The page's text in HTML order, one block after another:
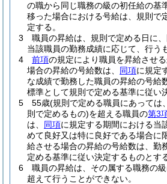
の職から同じ職務の級の初任給の基
移った場合における号給は、規則で
定する。
3
職員の昇給は、規則で定める日に
当該職員の勤務成績に応じて、行う
4
前項の規定により職員を昇給させ
場合の昇給の号給数は、 同項に規定
な成績で勤務した職員の昇給の号給
標準として規則で定める基準に従い
5
55歳(規則で定める職員にあっては
則で定めるもの)を超える職員の第3
は、 同項に規定する期間における当
めて良好又は特に良好である場合に
給させる場合の昇給の号給数は、勤
定める基準に従い決定するものとす
6
職員の昇給は、その属する職務の
超えて行うことができない。